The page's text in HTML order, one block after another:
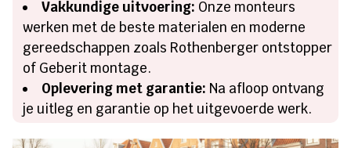
Vakkundige uitvoering: Onze monteurs
werken met de beste materialen en moderne
gereedschappen zoals Rothenberger ontstopper
of Geberit montage.
Oplevering met garantie: Na afloop ontvang
je uitleg en garantie op het uitgevoerde werk.